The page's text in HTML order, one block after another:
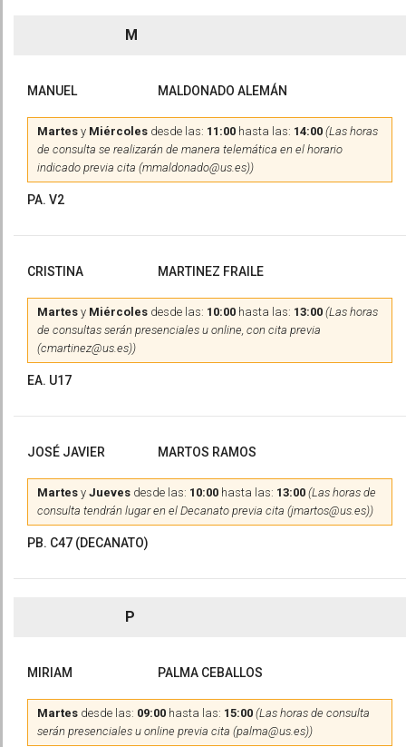
M
MANUEL MALDONADO ALEMÁN
Martes y Miércoles desde las: 11:00 hasta las: 14:00 (Las horas
de consulta se realizarán de manera telemática en el horario
indicado previa cita (mmaldonado@us.es))
PA. V2
CRISTINA MARTINEZ FRAILE
Martes y Miércoles desde las: 10:00 hasta las: 13:00 (Las horas
de consultas serán presenciales u online, con cita previa
(cmartinez@us.es))
EA. U17
JOSÉ JAVIER MARTOS RAMOS
Martes y Jueves desde las: 10:00 hasta las: 13:00 (Las horas de
consulta tendrán lugar en el Decanato previa cita (jmartos@us.es))
PB. C47 (DECANATO)
P
MIRIAM PALMA CEBALLOS
Martes desde las: 09:00 hasta las: 15:00 (Las horas de consulta
serán presenciales u online previa cita (palma@us.es))